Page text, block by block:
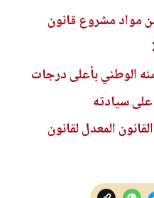
من مواد مشروع قانون
الوطني بأعلى درجات
سيادته
المعدل لقانون